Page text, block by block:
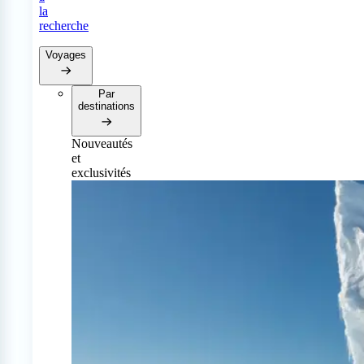
la
recherche
Voyages
Par
destinations
Nouveautés
et
exclusivités